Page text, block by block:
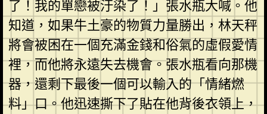
了！我的單戀被汙染了！」張水瓶大喊。他
知道，如果牛土豪的物質力量勝出，林天秤
將會被困在一個充滿金錢和俗氣的虛假愛情
裡，而他將永遠失去機會。張水瓶看向那機
器，還剩下最後一個可以輸入的「情緒燃
料」口。他迅速撕下了貼在他背後衣領上，